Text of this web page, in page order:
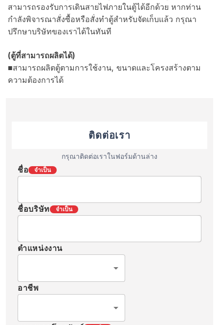
สามารถรองรับการเดินสายไฟภายในตู้ได้อีกด้วย หากท่าน
กำลังพิจารณาสั่งซื้อหรือสั่งทำตู้สำหรับจัดเก็บแล้ว กรุณา
ปรึกษาบริษัทของเราได้ในทันที
(ตู้ที่สามารถผลิตได้)
■สามารถผลิตตู้ตามการใช้งาน, ขนาดและโครงสร้างตาม
ความต้องการได้
ติดต่อเรา
กรุณาติดต่อเราในฟอร์มด้านล่าง
ชื่อ จำเป็น
ชื่อบริษัท จำเป็น
ตำแหน่งงาน
อาชีพ